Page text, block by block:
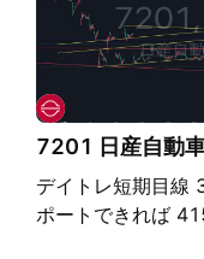
7201 日産自動
デイトレ短期目線
ポートできれば